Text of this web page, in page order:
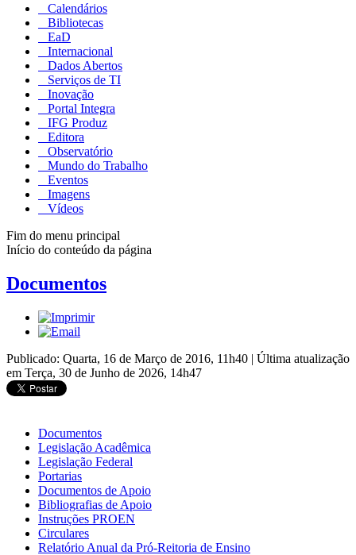
Calendários
Bibliotecas
EaD
Internacional
Dados Abertos
Serviços de TI
Inovação
Portal Integra
IFG Produz
Editora
Observatório
Mundo do Trabalho
Eventos
Imagens
Vídeos
Fim do menu principal
Início do conteúdo da página
Documentos
Publicado: Quarta, 16 de Março de 2016, 11h40 | Última atualização
em Terça, 30 de Junho de 2026, 14h47
Documentos
Legislação Acadêmica
Legislação Federal
Portarias
Documentos de Apoio
Bibliografias de Apoio
Instruções PROEN
Circulares
Relatório Anual da Pró-Reitoria de Ensino